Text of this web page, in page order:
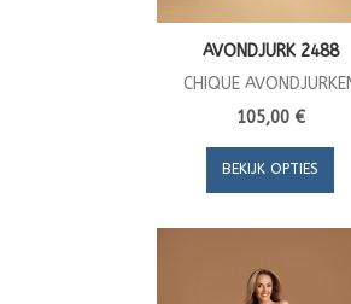
AVONDJURK 2488
CHIQUE
105,00 €
BEKIJK OPTIES